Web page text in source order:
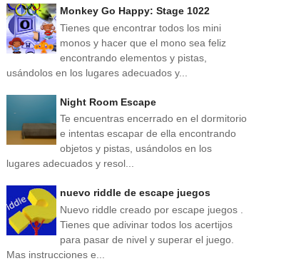
Monkey Go Happy: Stage 1022
Tienes que encontrar todos los mini
monos y hacer que el mono sea feliz
encontrando elementos y pistas,
usándolos en los lugares adecuados y...
Night Room Escape
Te encuentras encerrado en el dormitorio
e intentas escapar de ella encontrando
objetos y pistas, usándolos en los
lugares adecuados y resol...
nuevo riddle de escape juegos
Nuevo riddle creado por escape juegos .
Tienes que adivinar todos los acertijos
para pasar de nivel y superar el juego.
Mas instrucciones e...